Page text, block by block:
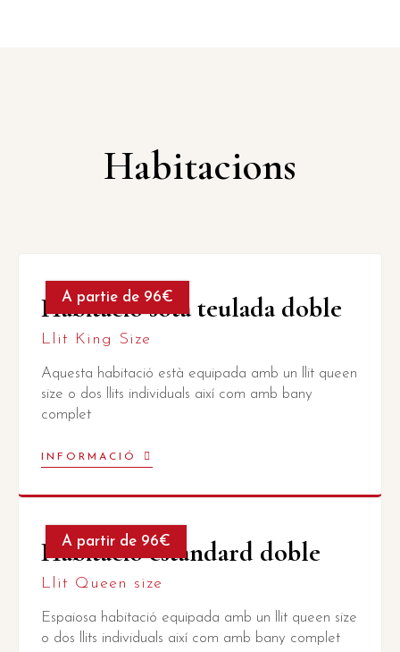
Habitacions
A partie de 96€
Habitació sota teulada doble
Llit King Size
Aquesta habitació està equipada amb un llit queen
size o dos llits individuals així com amb bany
complet
INFORMACIÓ
A partir de 96€
Habitació estàndard doble
Llit Queen size
Espaiosa habitació equipada amb un llit queen size
o dos llits individuals així com amb bany complet